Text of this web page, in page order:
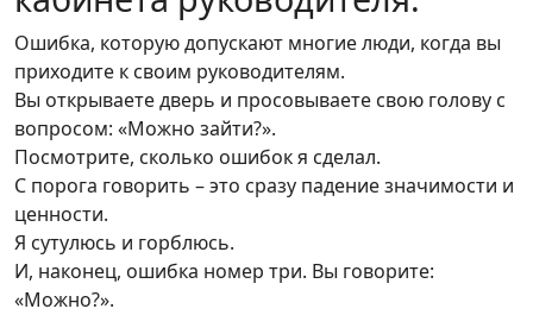
Ошибка, которую допускают многие люди, когда вы
приходите к своим руководителям.
Вы открываете дверь и просовываете свою голову с
вопросом: «Можно зайти?».
Посмотрите, сколько ошибок я сделал.
С порога говорить – это сразу падение значимости и
ценности.
Я сутулюсь и горблюсь.
И, наконец, ошибка номер три. Вы говорите:
«Можно?».